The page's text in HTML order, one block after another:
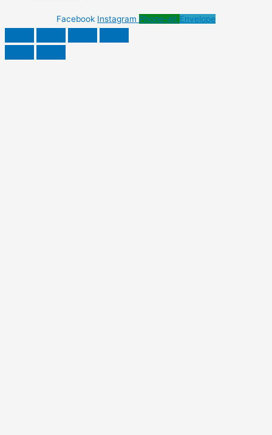
Facebook Instagram Phone-alt Envelope